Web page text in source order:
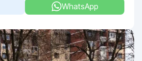
WhatsApp